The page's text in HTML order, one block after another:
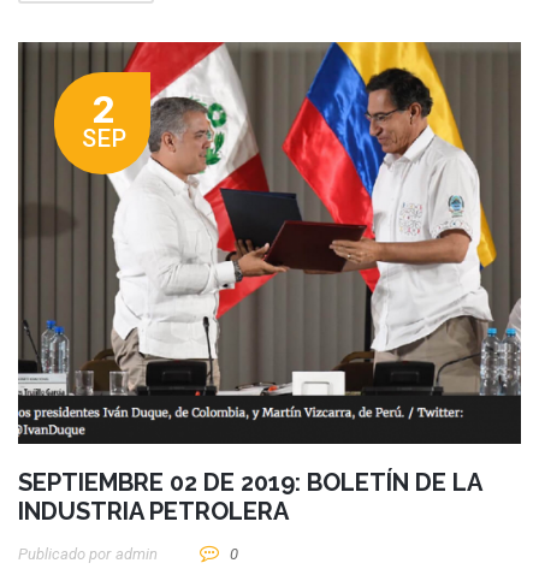
2
SEP
SEPTIEMBRE 02 DE 2019: BOLETÍN DE LA
INDUSTRIA PETROLERA
Publicado por Admin 0